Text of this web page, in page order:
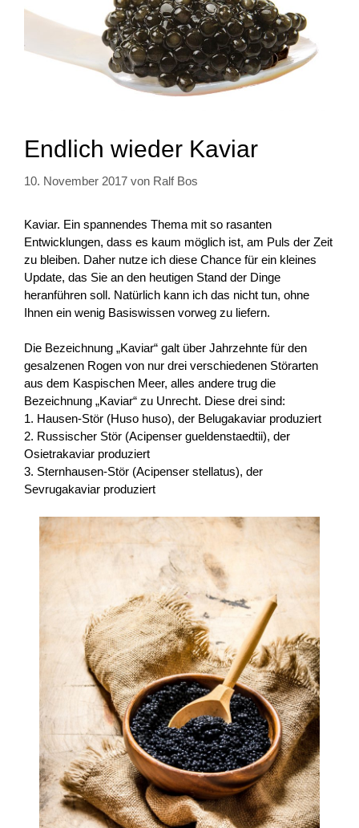
Endlich wieder Kaviar
10. November 2017 von Ralf Bos
Kaviar. Ein spannendes Thema mit so rasanten
Entwicklungen, dass es kaum möglich ist, am Puls der Zeit
zu bleiben. Daher nutze ich diese Chance für ein kleines
Update, das Sie an den heutigen Stand der Dinge
heranführen soll. Natürlich kann ich das nicht tun, ohne
Ihnen ein wenig Basiswissen vorweg zu liefern.
Die Bezeichnung „Kaviar“ galt über Jahrzehnte für den
gesalzenen Rogen von nur drei verschiedenen Störarten
aus dem Kaspischen Meer, alles andere trug die
Bezeichnung „Kaviar“ zu Unrecht. Diese drei sind:
1. Hausen-Stör (Huso huso), der Belugakaviar produziert
2. Russischer Stör (Acipenser gueldenstaedtii), der
Osietrakaviar produziert
3. Sternhausen-Stör (Acipenser stellatus), der
Sevrugakaviar produziert